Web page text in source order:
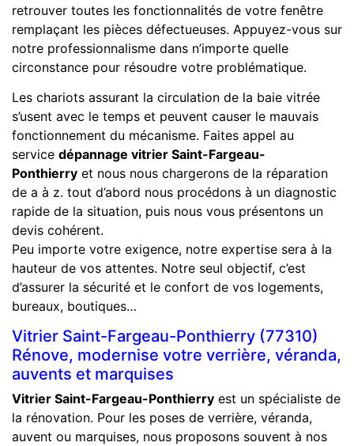
retrouver toutes les fonctionnalités de votre fenêtre
remplaçant les pièces défectueuses. Appuyez-vous sur
notre professionnalisme dans n’importe quelle
circonstance pour résoudre votre problématique.
Les chariots assurant la circulation de la baie vitrée
s’usent avec le temps et peuvent causer le mauvais
fonctionnement du mécanisme. Faites appel au
service dépannage vitrier Saint-Fargeau-
Ponthierry et nous nous chargerons de la réparation
de a à z. tout d’abord nous procédons à un diagnostic
rapide de la situation, puis nous vous présentons un
devis cohérent.
Peu importe votre exigence, notre expertise sera à la
hauteur de vos attentes. Notre seul objectif, c’est
d’assurer la sécurité et le confort de vos logements,
bureaux, boutiques…
Vitrier Saint-Fargeau-Ponthierry (77310)
Rénove, modernise votre verrière, véranda,
auvents et marquises
Vitrier Saint-Fargeau-Ponthierry est un spécialiste de
la rénovation. Pour les poses de verrière, véranda,
auvent ou marquises, nous proposons souvent à nos